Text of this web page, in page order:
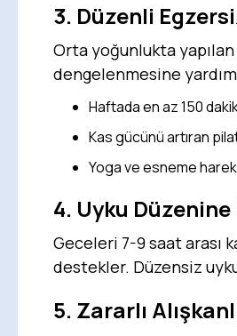
3. Düzenli
Orta yoğunlukta
dengelenmesine
Haftada en az 150
Kas gücünü artıran
Yoga ve esneme
4. Uyku
Geceleri 7-9 saat arası
destekler. Düzensiz
5. Zararlı